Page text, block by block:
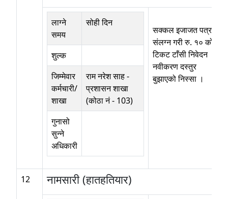
लाग्ने
समय
सोही दिन
शुल्क
जिम्मेवार
कर्मचारी/
शाखा
राम नरेश साह-
प्रशासन शाखा
(कोठा नं - 103)
गुनासो
सुन्ने
अधिकारी
सक्कल इजाजत पत्र
संलग्न गरी रु. १० को
टिकट टाँसी निवेदन ।
नवीकरण दस्तुर
बुझाएको निस्सा ।
12 नामसारी (हातहतियार)